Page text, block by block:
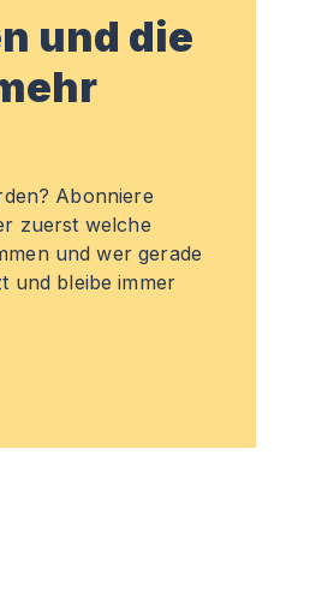
und die
Abonniere
zuerst welche
und wer gerade
und bleibe immer